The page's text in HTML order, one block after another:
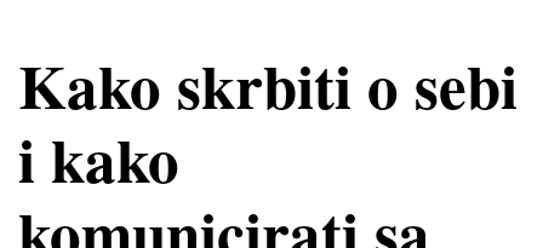
Kako skrbiti o sebi
i kako